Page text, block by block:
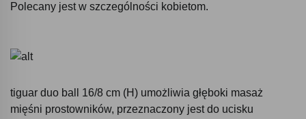
Polecany jest w szczególności kobietom.
tiguar duo ball 16/8 cm (H) umożliwia głęboki masaż
mięśni prostowników, przeznaczony jest do ucisku